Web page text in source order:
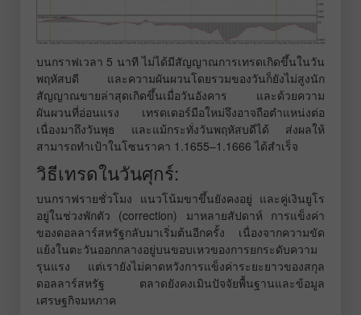
บนกราฟเวลา 5 นาที ไม่ได้มีสัญญาณการเทรดเกิดขึ้นในวัน
พฤหัสบดี และความผันผวนโดยรวมของวันก็ยังไม่สูงนัก
สัญญาณขายล่าสุดเกิดขึ้นเมื่อวันอังคาร และด้วยความ
ผันผวนที่อ่อนแรง เทรดเดอร์มือใหม่จึงอาจถือตำแหน่งต่อ
เนื่องมาถึงวันพุธ และแม้กระทั่งวันพฤหัสบดีได้ ส่งผลให้
สามารถทำเป้าในโซนราคา 1.1655–1.1666 ได้สำเร็จ
วิธีเทรดในวันศุกร์:
บนกราฟรายชั่วโมง แนวโน้มขาขึ้นยังคงอยู่ และคู่เงินยูโร
อยู่ในช่วงพักตัว (correction) มาหลายสัปดาห์ การแข็งค่า
ของดอลลาร์สหรัฐกลับมาเริ่มต้นอีกครั้ง เนื่องจากความขัด
แย้งในตะวันออกกลางอยู่บนขอบเหวของการยกระดับความ
รุนแรง แต่เรายังไม่คาดหวังการแข็งค่าระยะยาวของสกุล
ดอลลาร์สหรัฐ ตลาดยังคงเมินปัจจัยพื้นฐานและข้อมูล
เศรษฐกิจมหภาค